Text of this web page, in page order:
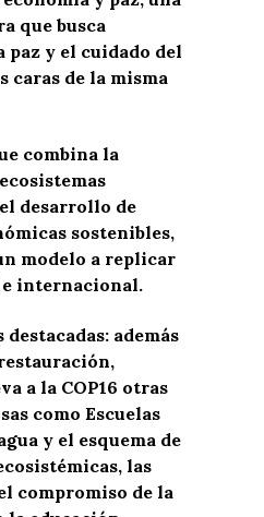
que busca
paz y el cuidado del
caras de la misma
combina la
desarrollo de
sostenibles,
modelo a replicar
internacional.
además
a la COP16 otras
como Escuelas
y el esquema de
las
compromiso de la